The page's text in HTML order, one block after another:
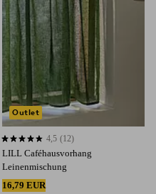
LILL Caféhausvorhang
Leinenmischung
16,79 EUR
4,5 basierend auf 12 Bewertungen
4,5 (12)
Outlet